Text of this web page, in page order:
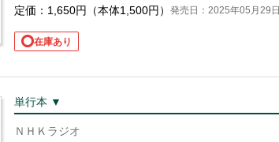
定価： 1,650円（本体1,500円） 発売日：2025年05月29日
在庫あり
単行本 ▼
ＮＨＫラジオ